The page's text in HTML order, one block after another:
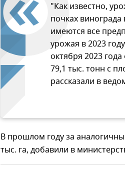
"Как известно,
почках
имеются все
урожая в 2023
октября 2023
79,1 тыс. тонн с
рассказали в
В прошлом году за
тыс. га, добавили в